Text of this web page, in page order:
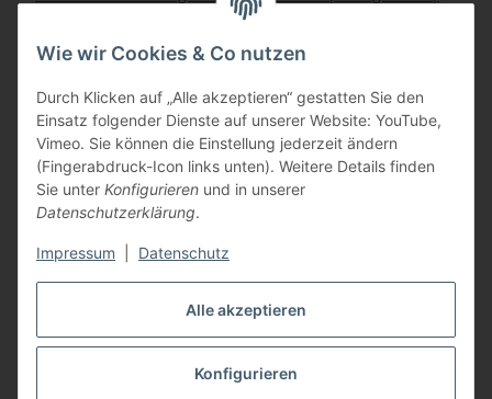
Alle akzeptieren
Konfigurieren
Wie wir Cookies & Co nutzen
Durch Klicken auf „Alle akzeptieren“ gestatten Sie den
Einsatz folgender Dienste auf unserer Website: YouTube,
Vimeo. Sie können die Einstellung jederzeit ändern
(Fingerabdruck-Icon links unten). Weitere Details finden
Sie unter Konfigurieren und in unserer
Datenschutzerklärung.
Impressum Datenschutz
Kreditkartenzahlung
Berufsbekleidung Mayer
Natürlich Lochmann
Vertrag widerrufen